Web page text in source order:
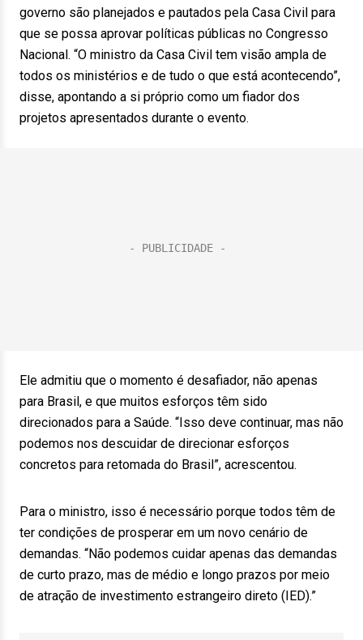
governo são planejados e pautados pela Casa Civil para
que se possa aprovar políticas públicas no Congresso
Nacional. “O ministro da Casa Civil tem visão ampla de
todos os ministérios e de tudo o que está acontecendo”,
disse, apontando a si próprio como um fiador dos
projetos apresentados durante o evento.
Ele admitiu que o momento é desafiador, não apenas
para Brasil, e que muitos esforços têm sido
direcionados para a Saúde. “Isso deve continuar, mas não
podemos nos descuidar de direcionar esforços
concretos para retomada do Brasil”, acrescentou.
Para o ministro, isso é necessário porque todos têm de
ter condições de prosperar em um novo cenário de
demandas. “Não podemos cuidar apenas das demandas
de curto prazo, mas de médio e longo prazos por meio
de atração de investimento estrangeiro direto (IED).”